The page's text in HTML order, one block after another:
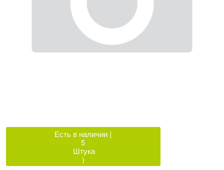
Есть в наличии (
5
Штука
)